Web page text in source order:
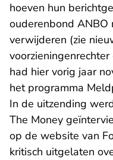
hoeven hun
ouderenbond ANBO
verwijderen (zie
had hier vorig jaar
het programma
In de uitzending
The Money
op de website van
kritisch uitgelaten